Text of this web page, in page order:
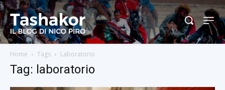
Home Tags Laboratorio
Tag: laboratorio